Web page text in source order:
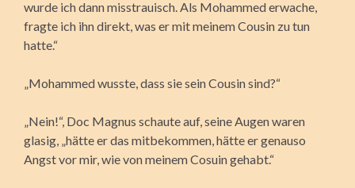
wurde ich dann misstrauisch. Als Mohammed erwache,
fragte ich ihn direkt, was er mit meinem Cousin zu tun
hatte.“
„Mohammed wusste, dass sie sein Cousin sind?“
„Nein!“, Doc Magnus schaute auf, seine Augen waren
glasig, „hätte er das mitbekommen, hätte er genauso
Angst vor mir, wie von meinem Cosuin gehabt.“